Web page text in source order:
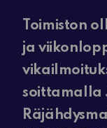
Toimiston
ja
soittamalla